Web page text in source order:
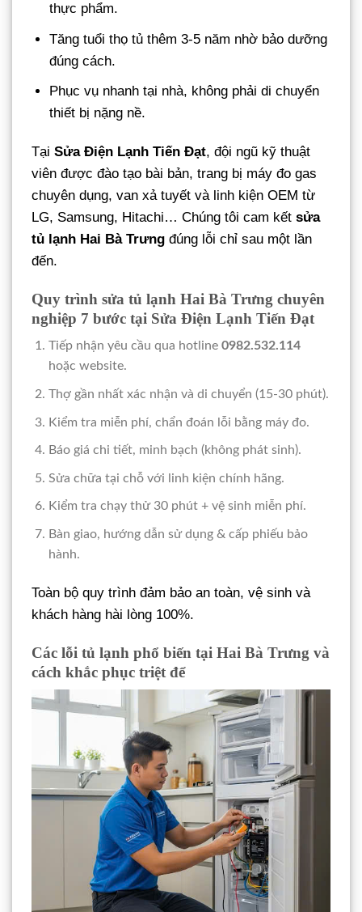
thực phẩm.
Tăng tuổi thọ tủ thêm 3-5 năm nhờ bảo dưỡng
đúng cách.
Phục vụ nhanh tại nhà, không phải di chuyển
thiết bị nặng nề.
Tại Sửa Điện Lạnh Tiến Đạt, đội ngũ kỹ thuật
viên được đào tạo bài bản, trang bị máy đo gas
chuyên dụng, van xả tuyết và linh kiện OEM từ
LG, Samsung, Hitachi… Chúng tôi cam kết sửa
tủ lạnh Hai Bà Trưng đúng lỗi chỉ sau một lần
đến.
Quy trình sửa tủ lạnh Hai Bà Trưng chuyên
nghiệp 7 bước tại Sửa Điện Lạnh Tiến Đạt
Tiếp nhận yêu cầu qua hotline 0982.532.114
hoặc website.
Thợ gần nhất xác nhận và di chuyển (15-30 phút).
Kiểm tra miễn phí, chẩn đoán lỗi bằng máy đo.
Báo giá chi tiết, minh bạch (không phát sinh).
Sửa chữa tại chỗ với linh kiện chính hãng.
Kiểm tra chạy thử 30 phút + vệ sinh miễn phí.
Bàn giao, hướng dẫn sử dụng & cấp phiếu bảo
hành.
Toàn bộ quy trình đảm bảo an toàn, vệ sinh và
khách hàng hài lòng 100%.
Các lỗi tủ lạnh phổ biến tại Hai Bà Trưng và
cách khắc phục triệt để